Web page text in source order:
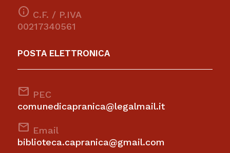
info C.F. / P.IVA
00217340561
POSTA ELETTRONICA
mail PEC
comunedicapranica@legalmail.it
mail Email
biblioteca.capranica@gmail.com